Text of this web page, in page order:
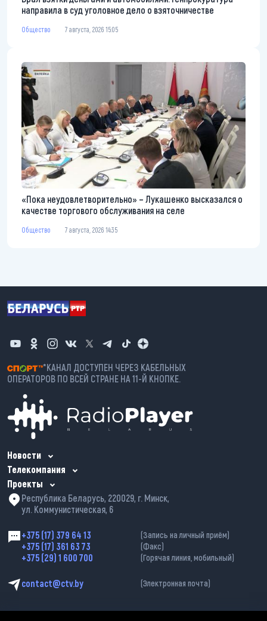
направила в суд уголовное дело о взяточничестве
Общество 7 августа, 2026 15:05
«Пока неудовлетворительно» – Лукашенко высказался о
качестве торгового обслуживания на селе
Общество 7 августа, 2026 14:35
*КАНАЛ ДОСТУПЕН ЧЕРЕЗ КАБЕЛЬНЫХ
ОПЕРАТОРОВ ПО ВСЕЙ СТРАНЕ НА 11-Й КНОПКЕ.
Новости
Телекомпания
Проекты
Республика Беларусь, 220029, г. Минск,
ул. Коммунистическая, 6
+375 (17) 379 64 13 (Запись на личный приём)
+375 (17) 361 63 73 (Факс)
+375 (29) 1 600 700 (Горячая линия, мобильный)
contact@ctv.by (Электронная почта)